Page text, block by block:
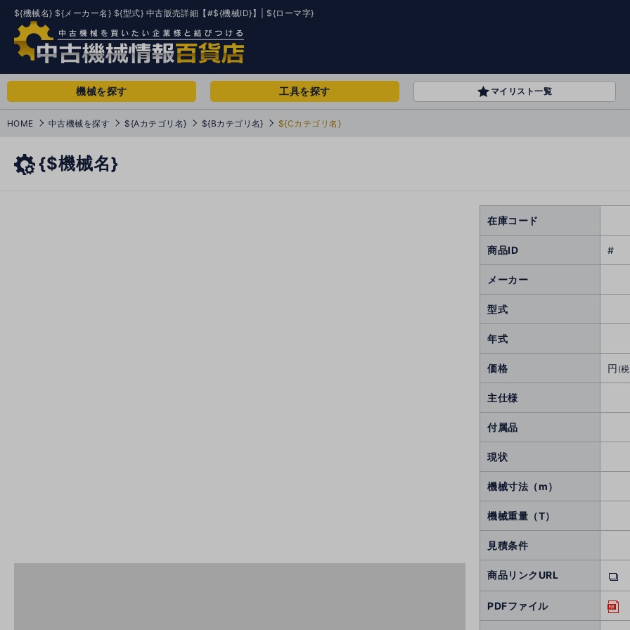
${機械名} ${メーカー名} ${型式} 中古販売詳細【#${機械ID}】| ${ローマ字}
機械を探す 工具を探す マイリスト一覧
HOME 中古機械を探す ${Aカテゴリ名} ${Bカテゴリ名} ${Cカテゴリ名}
{$機械名}
在庫コード
商品ID #
メーカー
型式
年式
価格 円 (
主仕様
付属品
現状
機械寸法（m）
機械重量（T）
見積条件
商品リンクURL
PDFファイル